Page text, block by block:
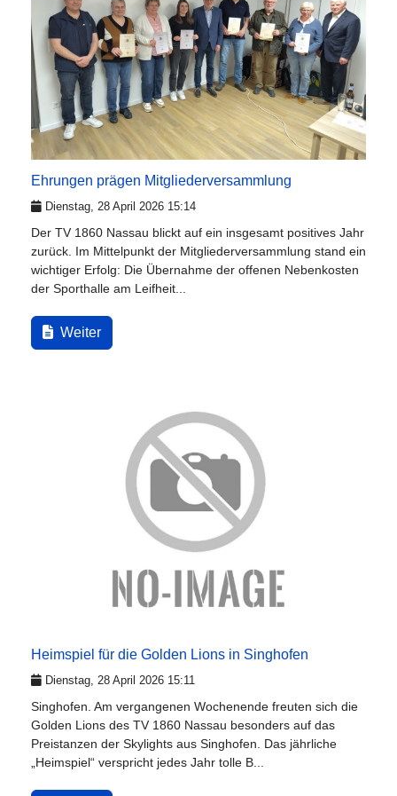
Ehrungen prägen Mitgliederversammlung
Dienstag, 28 April 2026 15:14
Der TV 1860 Nassau blickt auf ein insgesamt positives Jahr
zurück. Im Mittelpunkt der Mitgliederversammlung stand ein
wichtiger Erfolg: Die Übernahme der offenen Nebenkosten
der Sporthalle am Leifheit...
Weiter
Heimspiel für die Golden Lions in Singhofen
Dienstag, 28 April 2026 15:11
Singhofen. Am vergangenen Wochenende freuten sich die
Golden Lions des TV 1860 Nassau besonders auf das
Preistanzen der Skylights aus Singhofen. Das jährliche
„Heimspiel“ verspricht jedes Jahr tolle B...